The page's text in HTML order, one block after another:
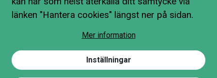
länken "Hantera cookies" längst ner på sidan.
Mer information
Inställningar